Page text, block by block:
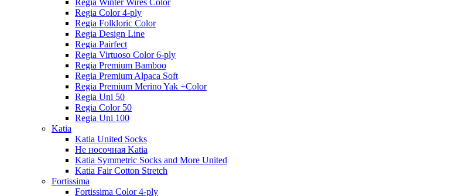
Regia Winter Wires Color
Regia Color 4-ply
Regia Folkloric Color
Regia Design Line
Regia Pairfect
Regia Virtuoso Color 6-ply
Regia Premium Bamboo
Regia Premium Alpaca Soft
Regia Premium Merino Yak +Color
Regia Uni 50
Regia Color 50
Regia Uni 100
Katia
Katia United Socks
Не носочная Katia
Katia Symmetric Socks and More United
Katia Fair Cotton Stretch
Fortissima
Fortissima Color 4-ply